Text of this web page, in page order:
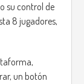
su control de
8 jugadores,
un botón